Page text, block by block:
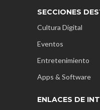
SECCIONES
Cultura Digital
Eventos
Entretenimiento
Apps & Software
ENLACES DE